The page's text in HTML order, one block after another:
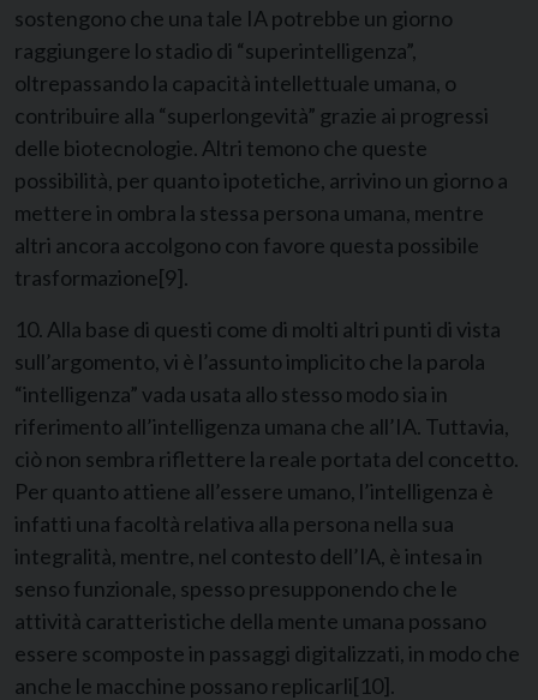
sostengono che una tale IA potrebbe un giorno
raggiungere lo stadio di “superintelligenza”,
oltrepassando la capacità intellettuale umana, o
contribuire alla “superlongevità” grazie ai progressi
delle biotecnologie. Altri temono che queste
possibilità, per quanto ipotetiche, arrivino un giorno a
mettere in ombra la stessa persona umana, mentre
altri ancora accolgono con favore questa possibile
trasformazione[9].
10. Alla base di questi come di molti altri punti di vista
sull’argomento, vi è l’assunto implicito che la parola
“intelligenza” vada usata allo stesso modo sia in
riferimento all’intelligenza umana che all’IA. Tuttavia,
ciò non sembra riflettere la reale portata del concetto.
Per quanto attiene all’essere umano, l’intelligenza è
infatti una facoltà relativa alla persona nella sua
integralità, mentre, nel contesto dell’IA, è intesa in
senso funzionale, spesso presupponendo che le
attività caratteristiche della mente umana possano
essere scomposte in passaggi digitalizzati, in modo che
anche le macchine possano replicarli[10].